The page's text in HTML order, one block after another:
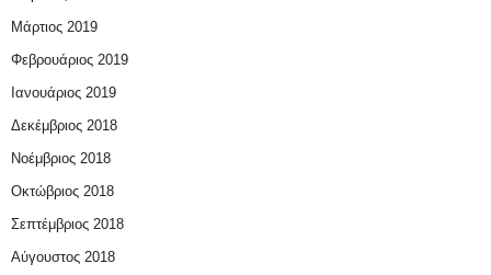
Μάρτιος 2019
Φεβρουάριος 2019
Ιανουάριος 2019
Δεκέμβριος 2018
Νοέμβριος 2018
Οκτώβριος 2018
Σεπτέμβριος 2018
Αύγουστος 2018